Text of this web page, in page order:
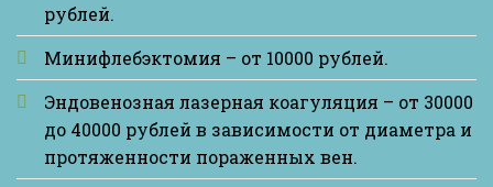
рублей.
Минифлебэктомия – от 10000 рублей.
Эндовенозная лазерная коагуляция – от 30000
до 40000 рублей в зависимости от диаметра и
протяженности пораженных вен.